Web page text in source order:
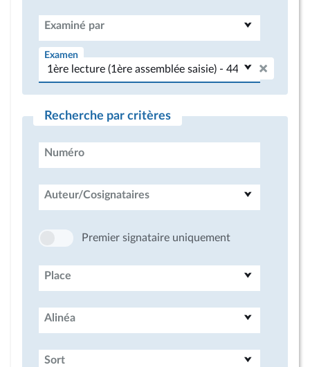
Examiné par
Examen
Recherche par critères
Numéro
Auteur/Cosignataires
Premier signataire uniquement
Place
Alinéa
Sort